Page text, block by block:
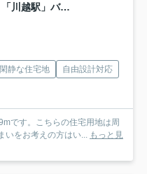
川越市山田 建築条件なし売地 「川越駅」バス13分 敷地37坪 【山田小学区】
閑静な住宅地
自由設計対応
です。こちらの住宅用地は周
いをお考えの方はい... もっと見